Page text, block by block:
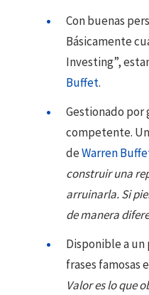
Con buenas
Básicamente
Investing”,
Buffet.
Gestionado por
competente.
deWarren
construir una
arruinarla. Si
de manera
Disponible a un
frases famosas
Valor es lo que